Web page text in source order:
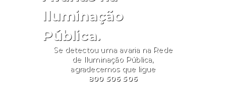
Iluminação
Pública.
Se detectou uma avaria na Rede
de Iluminação Pública,
agradecemos que ligue
800 506 506